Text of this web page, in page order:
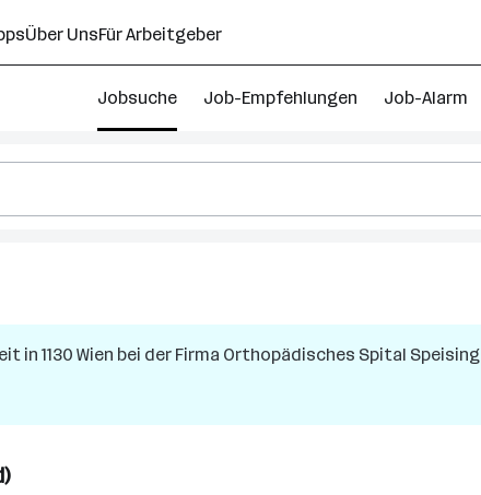
Über UnsFür Arbeitgeber
Jobsuche Job-Empfehlungen Job-Alarm
in 1130 Wien bei der Firma Orthopädisches Spital Speising